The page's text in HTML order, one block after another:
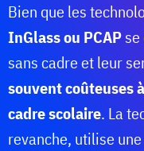
Bien que les
InGlass ou PCAP
sans cadre et leur
souvent coûteuses
cadre scolaire. La
revanche, utilise